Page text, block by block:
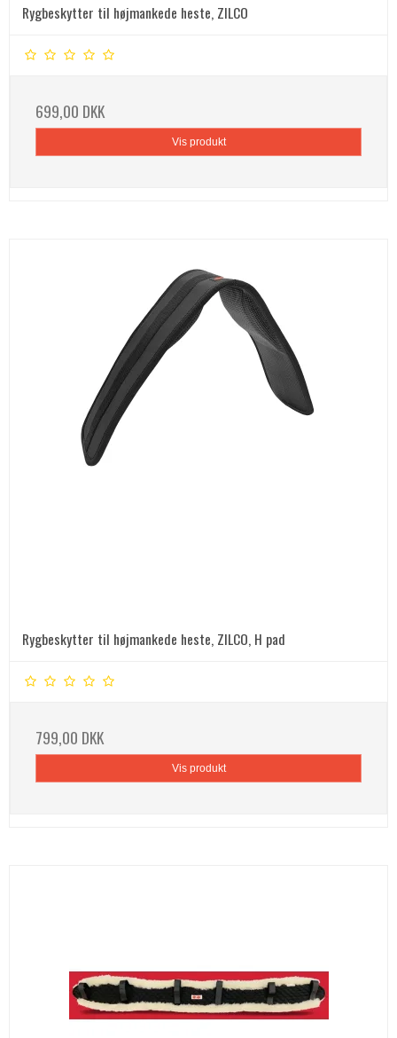
Rygbeskytter til højmankede heste, ZILCO
699,00 DKK
Vis produkt
Rygbeskytter til højmankede heste, ZILCO, H pad
799,00 DKK
Vis produkt